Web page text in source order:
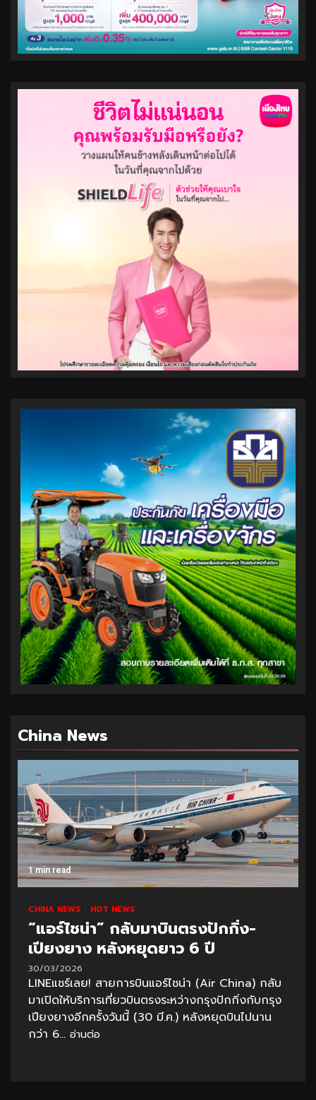
China News
1 min read
CHINA NEWS HOT NEWS
“แอร์ไชน่า” กลับมาบินตรงปักกิ่ง-
เปียงยาง หลังหยุดยาว 6 ปี
30/03/2026
LINEแชร์เลย! สายการบินแอร์ไชน่า (Air China) กลับ
มาเปิดให้บริการเที่ยวบินตรงระหว่างกรุงปักกิ่งกับกรุง
เปียงยางอีกครั้งวันนี้ (30 มี.ค.) หลังหยุดบินไปนาน
กว่า 6... อ่านต่อ